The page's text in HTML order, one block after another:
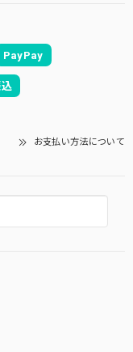
PayPay
お支払い方法について